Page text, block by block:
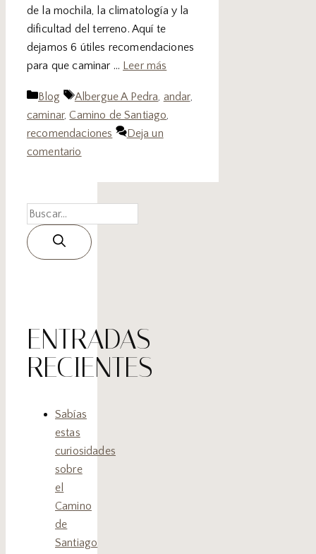
de la mochila, la climatología y la
dificultad del terreno. Aquí te
dejamos 6 útiles recomendaciones
para que caminar … Leer más
Blog Albergue A Pedra, andar,
caminar,Camino de Santiago,
recomendaciones
Deja un
comentario
ENTRADAS
RECIENTES
Sabías
estas
curiosidades
sobre
el
Camino
de
Santiago